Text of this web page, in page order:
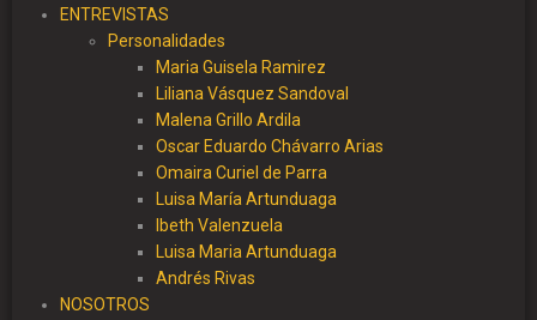
ENTREVISTAS
Personalidades
Maria Guisela Ramirez
Liliana Vásquez Sandoval
Malena Grillo Ardila
Oscar Eduardo Chávarro Arias
Omaira Curiel de Parra
Luisa María Artunduaga
Ibeth Valenzuela
Luisa Maria Artunduaga
Andrés Rivas
NOSOTROS